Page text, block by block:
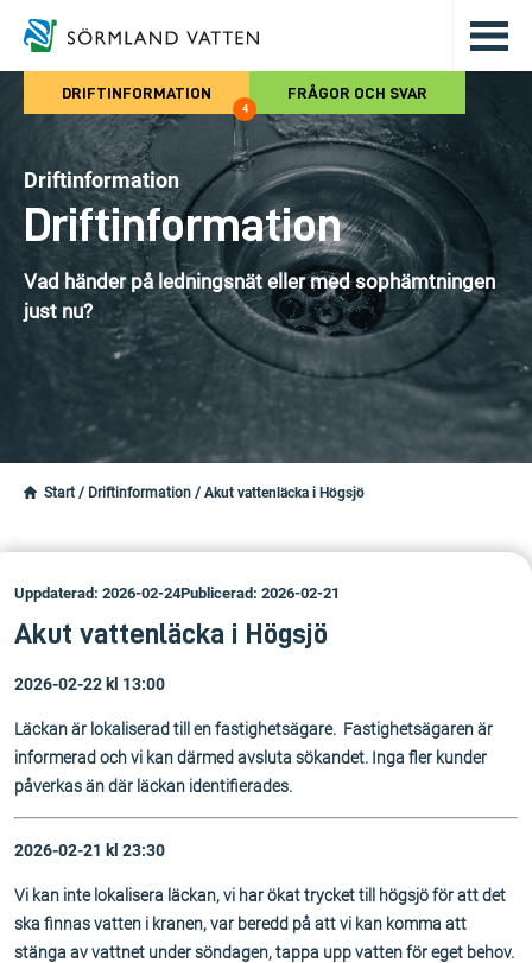
Hoppa till det huvudsakliga
DRIFTINFORMATION
4
FRÅGOR OCH SVAR
Driftinformation
Driftinformation
Vad händer på ledningsnät eller med sophämtningen
just nu?
Start / Driftinformation / Akut vattenläcka i Högsjö
Uppdaterad: 2026-02-24Publicerad: 2026-02-21
Akut vattenläcka i Högsjö
2026-02-22 kl 13:00
Läckan är lokaliserad till en fastighetsägare. Fastighetsägaren är
informerad och vi kan därmed avsluta sökandet. Inga fler kunder
påverkas än där läckan identifierades.
2026-02-21 kl 23:30
Vi kan inte lokalisera läckan, vi har ökat trycket till högsjö för att det
ska finnas vatten i kranen, var beredd på att vi kan komma att
stänga av vattnet under söndagen, tappa upp vatten för eget behov.